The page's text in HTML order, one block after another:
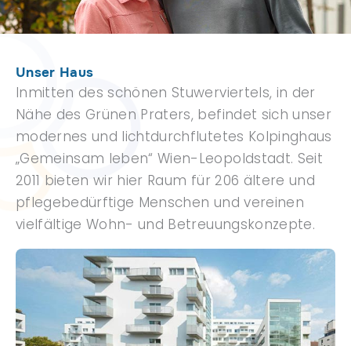
Unser Haus
Inmitten des schönen Stuwerviertels, in der
Nähe des Grünen Praters, befindet sich unser
modernes und lichtdurchflutetes Kolpinghaus
„Gemeinsam leben“ Wien-Leopoldstadt. Seit
2011 bieten wir hier Raum für 206 ältere und
pflegebedürftige Menschen und vereinen
vielfältige Wohn- und Betreuungskonzepte.